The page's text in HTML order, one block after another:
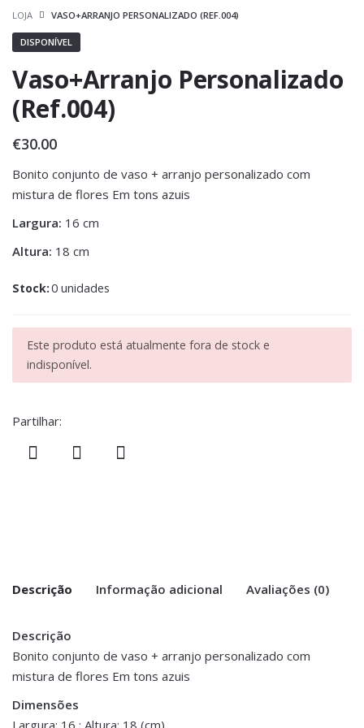
LOJA VASO+ARRANJO PERSONALIZADO (REF.004)
DISPONÍVEL
Vaso+Arranjo Personalizado
(Ref.004)
€30.00
Bonito conjunto de vaso + arranjo personalizado com
mistura de flores Em tons azuis
Largura: 16 cm
Altura: 18 cm
Stock:0 unidades
Este produto está atualmente fora de stock e
indisponível.
Partilhar:
Descrição Informação adicional Avaliações (0)
Descrição
Bonito conjunto de vaso + arranjo personalizado com
mistura de flores Em tons azuis
Dimensões
Peso 0.500 kg
Dimensões 16 × 18 cm
There are no reviews yet.
Be the first to review “Vaso+Arranjo
Personalizado (Ref.004)”